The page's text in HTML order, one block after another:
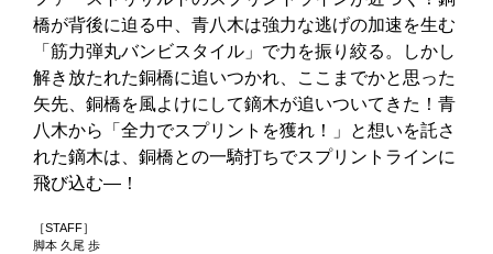
橋が背後に迫る中、青八木は強力な逃げの加速を生む
「筋力弾丸バンビスタイル」で力を振り絞る。しかし
解き放たれた銅橋に追いつかれ、ここまでかと思った
矢先、銅橋を風よけにして鏑木が追いついてきた！青
八木から「全力でスプリントを獲れ！」と想いを託さ
れた鏑木は、銅橋との一騎打ちでスプリントラインに
飛び込む―！
［STAFF］
脚本 久尾 歩